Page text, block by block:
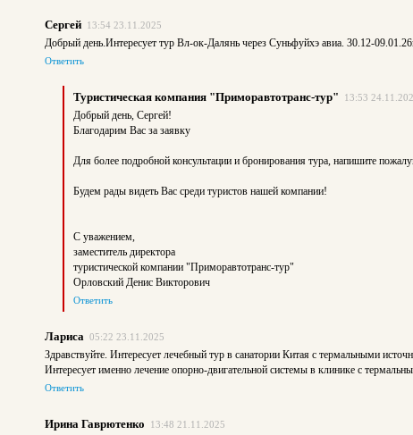
Сергей 13:54 23.11.2025
Добрый день.Интересует тур Вл-ок-Далянь через Суньфуйхэ авиа. 30.12-
Ответить
Туристическая компания "Приморавтотранс-тур" 13:53
Добрый день, Сергей!
Благодарим Вас за заявку
Для более подробной консультации и бронирования тура, напишите
Будем рады видеть Вас среди туристов нашей компании!
С уважением,
заместитель директора
туристической компании "Приморавтотранс-тур"
Орловский Денис Викторович
Ответить
Лариса 05:22 23.11.2025
Здравствуйте. Интересует лечебный тур в санатории Китая с термальными
Интересует именно лечение опорно-двигательной системы в клинике с
Ответить
Ирина Гаврютенко 13:48 21.11.2025